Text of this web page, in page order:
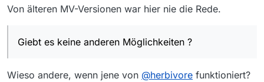
Von älteren MV-Versionen war hier nie die Rede.
Giebt es keine anderen Möglichkeiten ?
Wieso andere, wenn jene von @herbivore funktioniert?